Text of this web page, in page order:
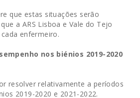
que estas situações serão
a ARS Lisboa e Vale do Tejo
enfermeiro.
nos biénios 2019-2020
resolver relativamente a períodos
2019-2020 e 2021-2022.